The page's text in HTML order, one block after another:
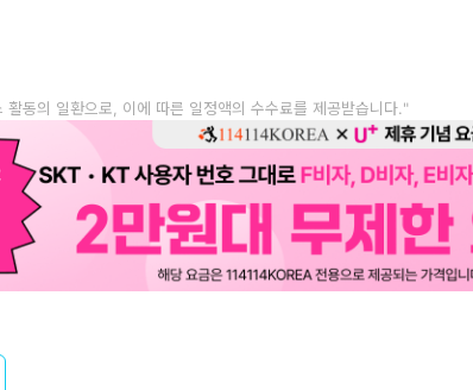
활동의 일환으로, 이에 따른 일정액의 수수료를 제공받습니다."